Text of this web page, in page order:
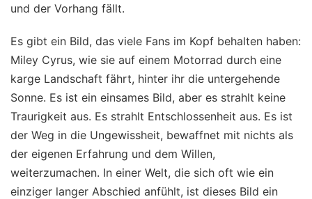
und der Vorhang fällt.
Es gibt ein Bild, das viele Fans im Kopf behalten haben:
Miley Cyrus, wie sie auf einem Motorrad durch eine
karge Landschaft fährt, hinter ihr die untergehende
Sonne. Es ist ein einsames Bild, aber es strahlt keine
Traurigkeit aus. Es strahlt Entschlossenheit aus. Es ist
der Weg in die Ungewissheit, bewaffnet mit nichts als
der eigenen Erfahrung und dem Willen,
weiterzumachen. In einer Welt, die sich oft wie ein
einziger langer Abschied anfühlt, ist dieses Bild ein